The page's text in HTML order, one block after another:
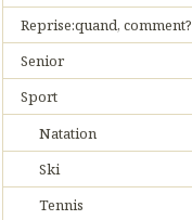
Reprise:quand, comment?
Senior
Sport
Natation
Ski
Tennis